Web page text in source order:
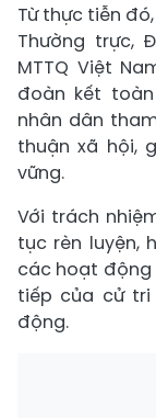
Từ thực tiễn
Thường trực,
MTTQ Việt
đoàn kết
nhân dân
thuận xã hội,
vững.
Với trách
tục rèn luyện,
các hoạt động
tiếp của cử
động.